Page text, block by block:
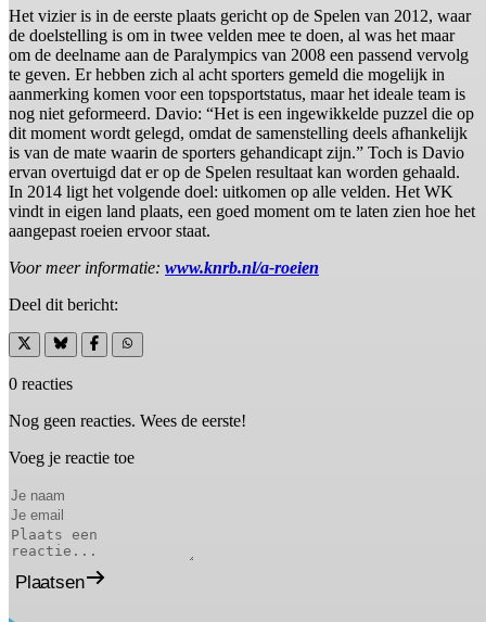
Het vizier is in de eerste plaats gericht op de Spelen van 2012, waar
de doelstelling is om in twee velden mee te doen, al was het maar
om de deelname aan de Paralympics van 2008 een passend vervolg
te geven. Er hebben zich al acht sporters gemeld die mogelijk in
aanmerking komen voor een topsportstatus, maar het ideale team is
nog niet geformeerd. Davio: “Het is een ingewikkelde puzzel die op
dit moment wordt gelegd, omdat de samenstelling deels afhankelijk
is van de mate waarin de sporters gehandicapt zijn.” Toch is Davio
ervan overtuigd dat er op de Spelen resultaat kan worden gehaald.
In 2014 ligt het volgende doel: uitkomen op alle velden. Het WK
vindt in eigen land plaats, een goed moment om te laten zien hoe het
aangepast roeien ervoor staat.
Voor meer informatie: www.knrb.nl/a-roeien
Deel dit bericht:
0 reacties
Nog geen reacties. Wees de eerste!
Voeg je reactie toe
Plaatsen